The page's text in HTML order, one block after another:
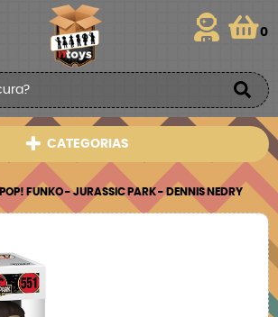
0
CATEGORIAS
POP! FUNKO - JURASSIC PARK - DENNIS NEDRY